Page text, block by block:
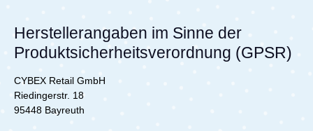
Herstellerangaben im Sinne der
Produktsicherheitsverordnung (GPSR)
CYBEX Retail GmbH
Riedingerstr. 18
95448 Bayreuth